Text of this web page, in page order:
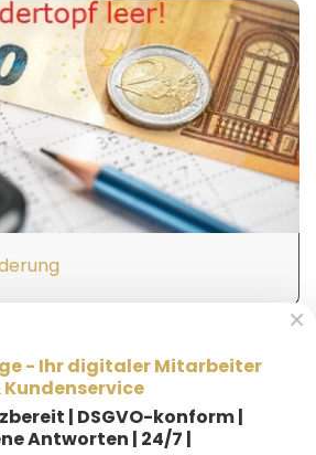
×
- Ihr digitaler Mitarbeiter
| DSGVO-konform |
Antworten | 24/7 |